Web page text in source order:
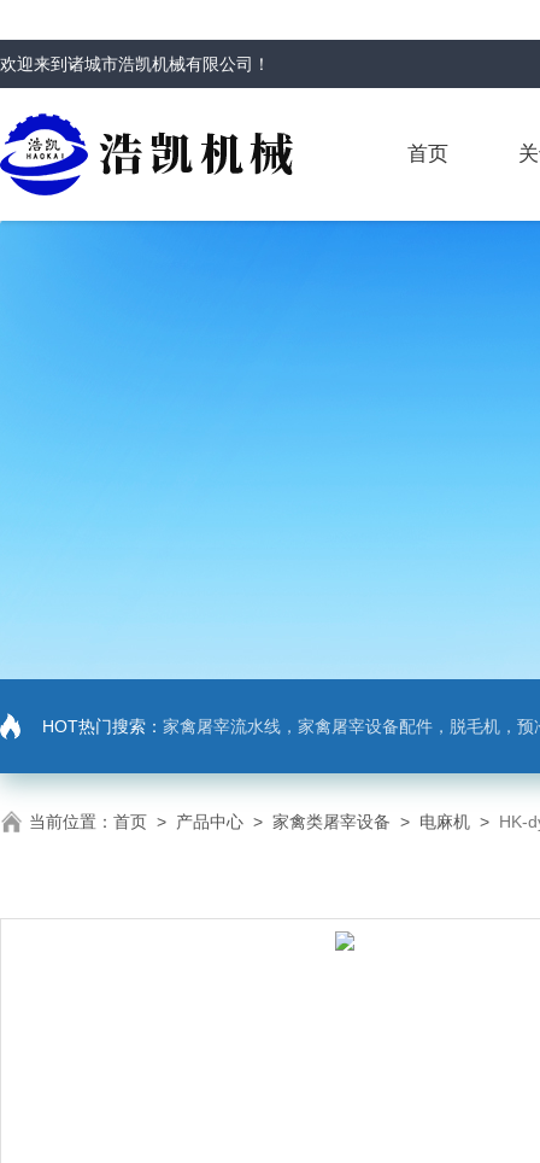
欢迎来到诸城市浩凯机械有限公司 ！
首页
HOT热门搜索： 家禽屠宰流水线，家禽屠宰设备配件，脱毛机，
当前位置： 首页 > 产品中心 > 家禽类屠宰设备 > 电麻机 > HK-